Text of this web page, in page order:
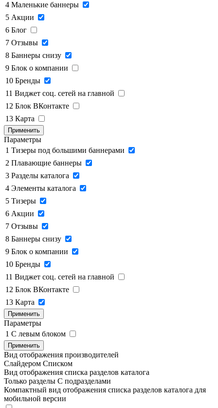
4 Маленькие баннеры
5 Акции
6 Блог
7 Отзывы
8 Баннеры снизу
9 Блок о компании
10 Бренды
11 Виджет соц. сетей на главной
12 Блок ВКонтакте
13 Карта
Применить
Параметры
1 Тизеры под большими баннерами
2 Плавающие баннеры
3 Разделы каталога
4 Элементы каталога
5 Тизеры
6 Акции
7 Отзывы
8 Баннеры снизу
9 Блок о компании
10 Бренды
11 Виджет соц. сетей на главной
12 Блок ВКонтакте
13 Карта
Применить
Параметры
1 C левым блоком
Применить
Вид отображения производителей
Слайдером Списком
Вид отображения списка разделов каталога
Только разделы С подразделами
Компактный вид отображения списка разделов каталога для
мобильной версии